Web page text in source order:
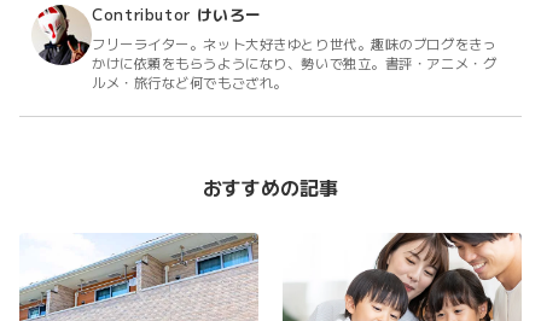
Contributor けいろー
フリーライター。ネット大好きゆとり世代。趣味のブログをきっ
かけに依頼をもらうようになり、勢いで独立。書評・アニメ・グ
ルメ・旅行など何でもござれ。
おすすめの記事